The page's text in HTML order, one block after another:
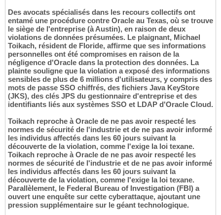
Des avocats spécialisés dans les recours collectifs ont
entamé une procédure contre Oracle au Texas, où se trouve
le siège de l'entreprise (à Austin), en raison de deux
violations de données présumées. Le plaignant, Michael
Toikach, résident de Floride, affirme que ses informations
personnelles ont été compromises en raison de la
négligence d'Oracle dans la protection des données. La
plainte souligne que la violation a exposé des informations
sensibles de plus de 6 millions d'utilisateurs, y compris des
mots de passe SSO chiffrés, des fichiers Java KeyStore
(JKS), des clés JPS du gestionnaire d'entreprise et des
identifiants liés aux systèmes SSO et LDAP d'Oracle Cloud.
Toikach reproche à Oracle de ne pas avoir respecté les
normes de sécurité de l'industrie et de ne pas avoir informé
les individus affectés dans les 60 jours suivant la
découverte de la violation, comme l'exige la loi texane.
Toikach reproche à Oracle de ne pas avoir respecté les
normes de sécurité de l'industrie et de ne pas avoir informé
les individus affectés dans les 60 jours suivant la
découverte de la violation, comme l'exige la loi texane.
Parallèlement, le Federal Bureau of Investigation (FBI) a
ouvert une enquête sur cette cyberattaque, ajoutant une
pression supplémentaire sur le géant technologique.